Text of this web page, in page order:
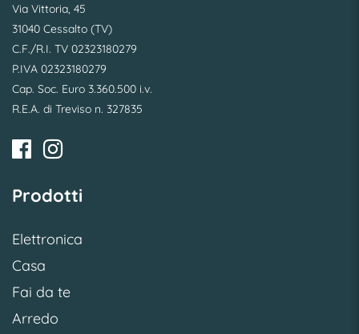
Via Vittoria, 45
31040 Cessalto (TV)
C.F./R.I. TV 02323180279
P.IVA 02323180279
Cap. Soc. Euro 3.360.500 i.v.
R.E.A. di Treviso n. 327835
Prodotti
Elettronica
Casa
Fai da te
Arredo